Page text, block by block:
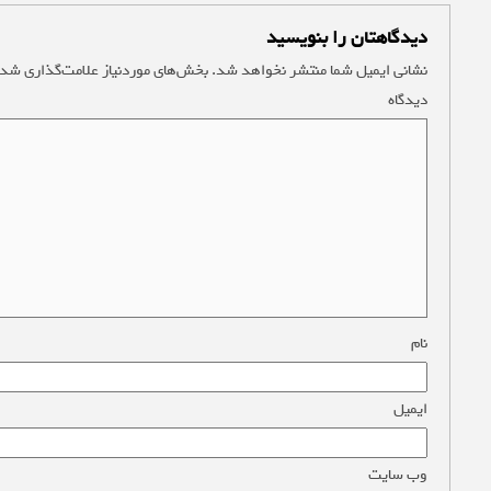
دیدگاهتان را بنویسید
نشانی ایمیل شما منتشر نخواهد شد.بخش‌های موردنیاز علامت‌گذاری
دیدگاه
نام
ایمیل
وب‌ سایت